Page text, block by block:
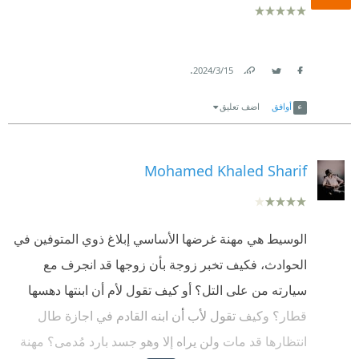
المحزنة، بل ينجرف ليشعر بأنه مسؤول عنها، وتتداخل
يحدث عنها، خصوصاً عندما تنشأ بينه وبين إحدى الضحايا
المتأثرين علاقة معقدة.
متهيألي الرواية ديه هتفضل في دماغي فترة مش قليلة !
اقتباسات
"المرء لا يمكنه اعتياد قطُّ فكرة ما الذي سيحدث عندما
يوصل الأخبار. بعض الناس يهزون رؤوسهم فحسب،
آخرون يستسلمون، البعض يطلق غضبه عليك والبعض
15‏/3‏/2024
.
أوافق اضف تعليق
Mohamed Khaled Sharif
الوسيط هي مهنة غرضها الأساسي إبلاغ ذوي المتوفين في
الحوادث، فكيف تخبر زوجة بأن زوجها قد انجرف مع
سيارته من على التل؟ أو كيف تقول لأم أن ابنتها دهسها
قطار؟ وكيف تقول لأب أن ابنه القادم في اجازة طال
انتظارها قد مات ولن يراه إلا وهو جسد بارد مُدمى؟ مهنة